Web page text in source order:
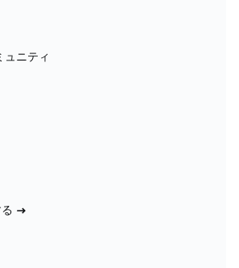
ュニティ